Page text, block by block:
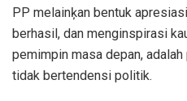
PP melainķan bentuk
berhasil, dan menginspirasi
pemimpin masa depan,
tidak bertendensi politik.